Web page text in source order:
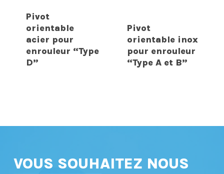
Pivot
orientable
acier pour
enrouleur “Type
D”
Pivot
orientable inox
pour enrouleur
“Type A et B”
VOUS SOUHAITEZ NOUS